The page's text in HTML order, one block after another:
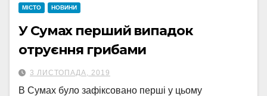
МІСТО НОВИНИ
У Сумах перший випадок
отруєння грибами
3 ЛИСТОПАДА, 2019
В Сумах було зафіксовано перші у цьому